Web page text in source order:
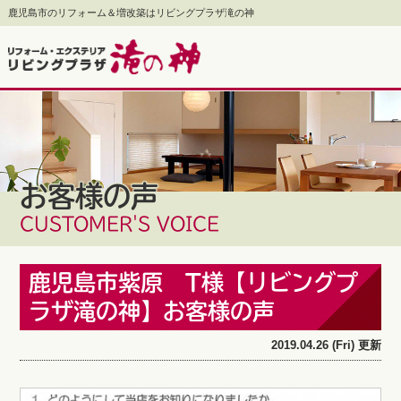
鹿児島市のリフォーム＆増改築はリビングプラザ滝の神
お客様の声
CUSTOMER'S VOICE
鹿児島市紫原 T様【リビングプ
ラザ滝の神】お客様の声
2019.04.26 (Fri) 更新